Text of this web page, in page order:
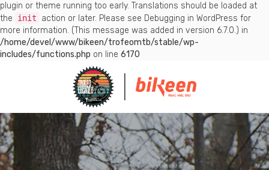
plugin or theme running too early. Translations should be loaded at
the
init action or later. Please see Debugging in WordPress for
more information. (This message was added in version 6.7.0.) in
/home/devel/www/bikeen/trofeomtb/stable/wp-
includes/functions.php on line 6170